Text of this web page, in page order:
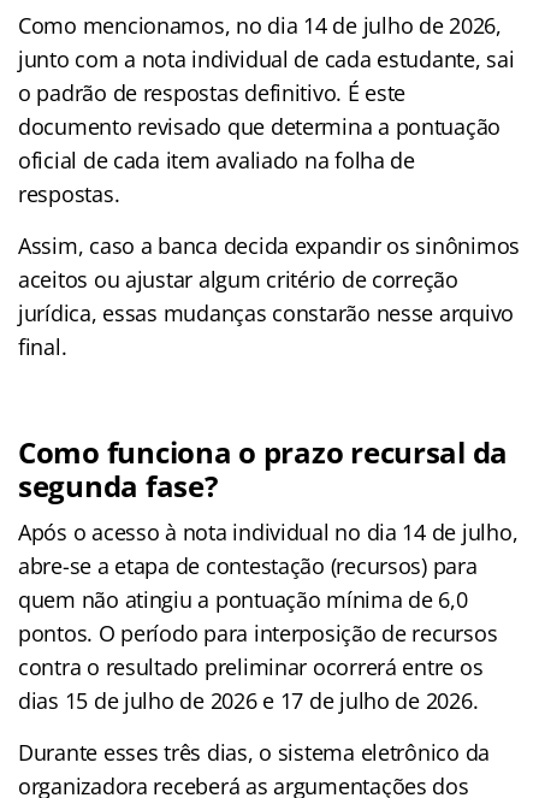
Como mencionamos, no dia 14 de julho de 2026,
junto com a nota individual de cada estudante, sai
o padrão de respostas definitivo. É este
documento revisado que determina a pontuação
oficial de cada item avaliado na folha de
respostas.
Assim, caso a banca decida expandir os sinônimos
aceitos ou ajustar algum critério de correção
jurídica, essas mudanças constarão nesse arquivo
final.
Como funciona o prazo recursal da
segunda fase?
Após o acesso à nota individual no dia 14 de julho,
abre-se a etapa de contestação (recursos) para
quem não atingiu a pontuação mínima de 6,0
pontos. O período para interposição de recursos
contra o resultado preliminar ocorrerá entre os
dias 15 de julho de 2026 e 17 de julho de 2026.
Durante esses três dias, o sistema eletrônico da
organizadora receberá as argumentações dos